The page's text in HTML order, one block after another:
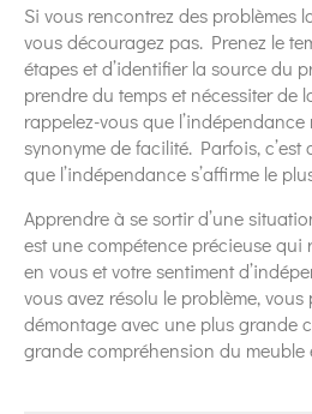
Si vous rencontrez des problèmes
vous découragez pas. Prenez le
étapes et d’identifier la source du
prendre du temps et nécessiter de
rappelez-vous que l’indépendance
synonyme de facilité. Parfois,
que l’indépendance s’affirme le
Apprendre à se sortir d’une
est une compétence précieuse
en vous et votre sentiment
vous avez résolu le problème,
démontage avec une plus grande
grande compréhension du meuble